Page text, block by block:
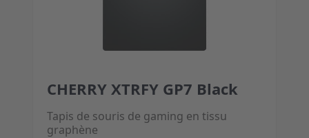
Tapis de souris de gaming en tissu
graphène
The price depends on the options chosen on the
CHERRY XTRFY GP7 Black